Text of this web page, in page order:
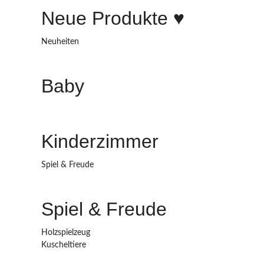
Neue Produkte ♥️
Neuheiten
Baby
Kinderzimmer
Spiel & Freude
Spiel & Freude
Holzspielzeug
Kuscheltiere